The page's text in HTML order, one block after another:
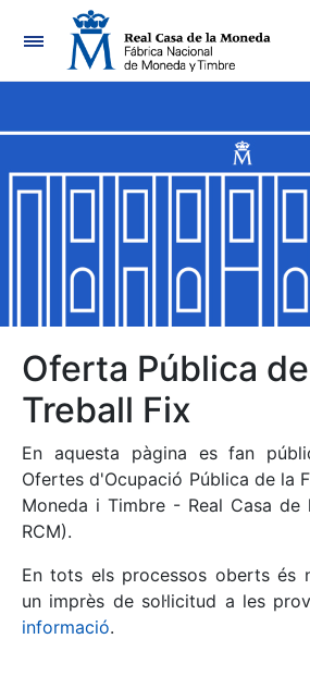
Navegació
Mostra/Amaga
Mostra/Amaga
Mostra/Amaga
Mostra/Amaga
Oferta Pública
Treball Fix
En aquesta pàgina es fan
Ofertes d'Ocupació Pública de la
Moneda i Timbre - Real Casa de
RCM).
En tots els processos oberts és
un imprès de sol·licitud a les
informació.